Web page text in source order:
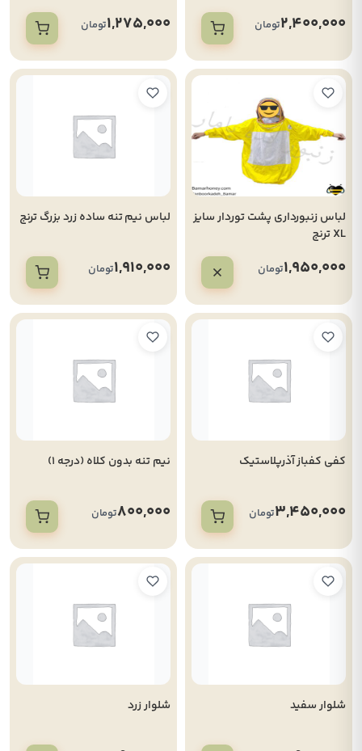
2,400,000تومان 1,275,000تومان
لباس زنبورداری پشت توردار سایز
XL ترنج
1,950,000تومان
لباس نیم تنه ساده زرد بزرگ ترنج
1,910,000تومان
کفی کفباز آذرپلاستیک
3,450,000تومان
نیم تنه بدون کلاه (درجه 1)
800,000تومان
شلوار سفید شلوار زرد